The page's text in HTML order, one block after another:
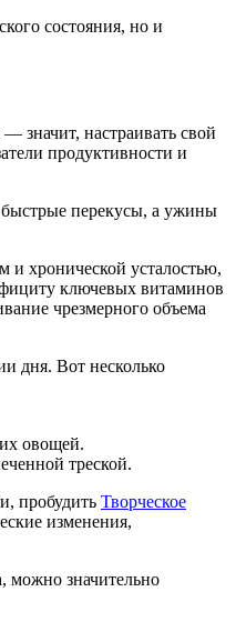
состояния, но и
значит, настраивать свой
продуктивности и
быстрые перекусы, а ужины
и хронической усталостью,
ключевых витаминов
чрезмерного объема
дня. Вот несколько
овощей.
треской.
пробудить Творческое
изменения,
можно значительно